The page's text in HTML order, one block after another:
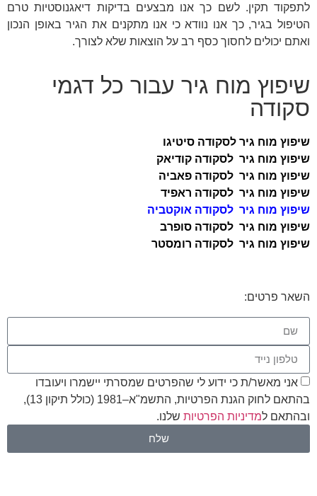
לתפקוד תקין. לשם כך אנו מבצעים בדיקות דיאגנוסטיות טרם
הטיפול בגיר, כך אנו נוודא כי אנו מתקנים את הגיר באופן הנכון
ואתם יכולים לחסוך כסף רב על הוצאות שלא לצורך.
שיפוץ מוח גיר עבור כל דגמי
סקודה
שיפוץ מוח גיר לסקודה סיטיגו
שיפוץ מוח גיר לסקודה קודיאק
שיפוץ מוח גיר לסקודה פאביה
שיפוץ מוח גיר לסקודה ראפיד
שיפוץ מוח גיר לסקודה אוקטביה
שיפוץ מוח גיר לסקודה סופרב
שיפוץ מוח גיר לסקודה רומסטר
השאר פרטים:
אני מאשר/ת כי ידוע לי שהפרטים שמסרתי יישמרו ויעובדו
בהתאם לחוק הגנת הפרטיות, התשמ"א–1981 (כולל תיקון 13),
ובהתאם ל מדיניות הפרטיותשלנו.
שלח